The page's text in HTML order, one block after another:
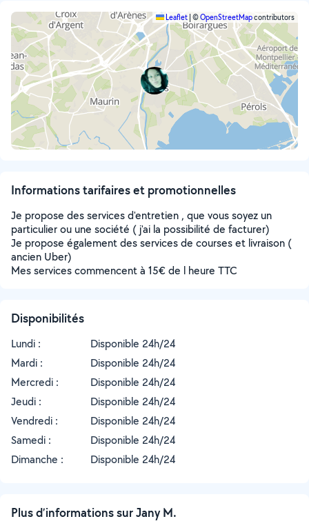
Leaflet ©OpenStreetMapcontributors
Informations tarifaires et promotionnelles
Je propose des services d'entretien , que vous soyez un
particulier ou une société ( j'ai la possibilité de facturer)
Je propose également des services de courses et livraison (
ancien Uber)
Mes services commencent à 15€ de l heure TTC
Disponibilités
Lundi :
Disponible 24h/24
Mardi :
Disponible 24h/24
Mercredi :
Disponible 24h/24
Jeudi :
Disponible 24h/24
Vendredi :
Disponible 24h/24
Samedi :
Disponible 24h/24
Dimanche :
Disponible 24h/24
Plus d’informations sur Jany M.